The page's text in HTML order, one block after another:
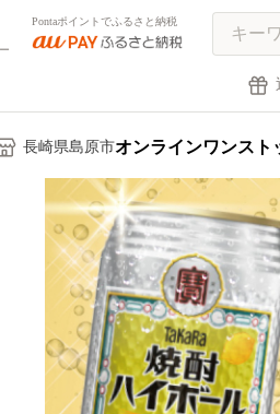
Pontaポイントでふるさと納税
長崎県島原市オンラインワンスト